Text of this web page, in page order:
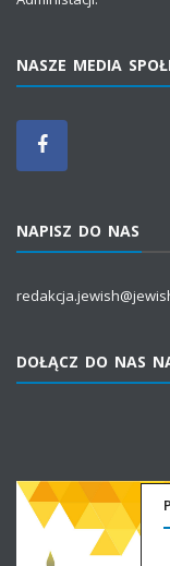
NASZE MEDIA
NAPISZ DO NAS
DOŁĄCZ DO NAS